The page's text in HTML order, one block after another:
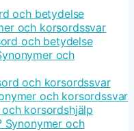
och betydelse
och korsordssvar
och betydelse
och
och korsordssvar
och korsordssvar
korsordshjälp
Synonymer och